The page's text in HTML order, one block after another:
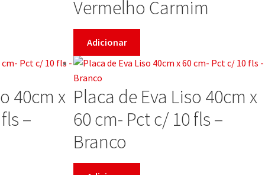
Vermelho Carmim
Adicionar
40cm x
–
Placa de Eva Liso 40cm x
60 cm- Pct c/ 10 fls –
Branco